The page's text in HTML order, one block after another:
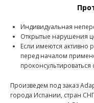
Индивидуальная
Открытые нарушения
Если имеются активно
перед началом
проконсультироваться
Произведем под заказ
города Испании, стран